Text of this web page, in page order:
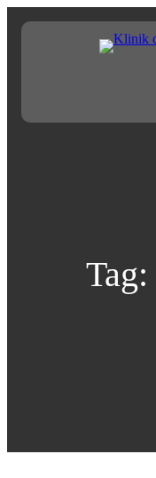
Tag: